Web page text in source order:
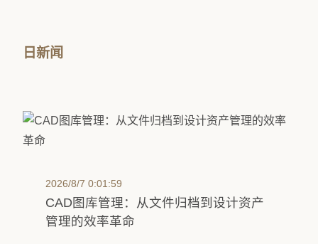
日新闻
2026/8/7 0:01:59
CAD图库管理：从文件归档到设计资产
管理的效率革命